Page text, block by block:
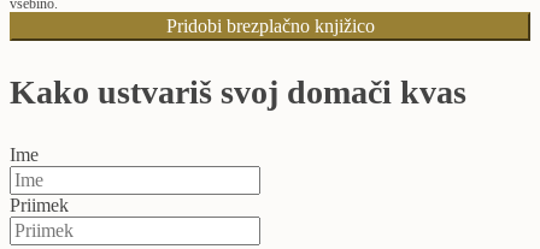
vsebino.
Pridobi brezplačno knjižico
Kako ustvariš svoj domači kvas
Ime
Priimek